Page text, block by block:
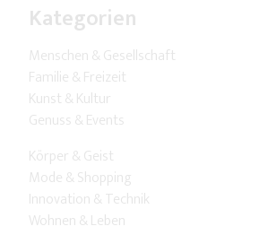
Kategorien
Menschen & Gesellschaft
Familie & Freizeit
Kunst & Kultur
Genuss & Events
Körper & Geist
Mode & Shopping
Innovation & Technik
Wohnen & Leben